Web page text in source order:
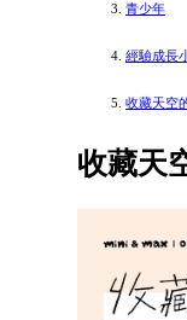
青少年
經驗成長
收藏天空
收藏天